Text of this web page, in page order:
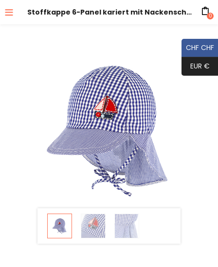
Stoffkappe 6-Panel kariert mit Nackenschutz und Band 0
CHF CHF
EUR €